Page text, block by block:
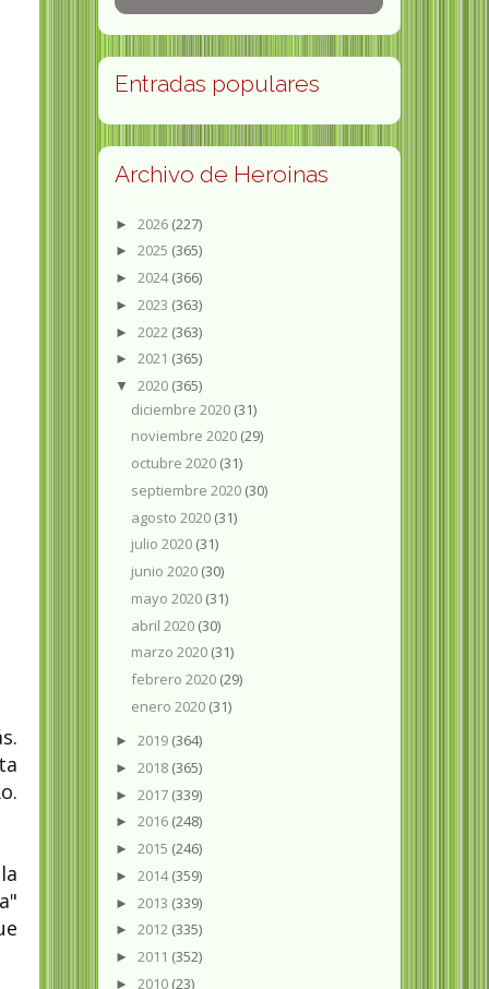
Entradas populares
Archivo de Heroinas
► 2026 (227)
► 2025 (365)
► 2024(366)
► 2023 (363)
► 2022 (363)
► 2021 (365)
▼ 2020 (365)
diciembre 2020 (31)
noviembre 2020 (29)
octubre 2020 (31)
septiembre 2020 (30)
agosto 2020 (31)
julio 2020 (31)
junio 2020 (30)
mayo 2020 (31)
abril 2020 (30)
marzo 2020 (31)
febrero 2020 (29)
enero 2020 (31)
► 2019 (364)
► 2018 (365)
► 2017 (339)
► 2016 (248)
► 2015 (246)
► 2014(359)
► 2013 (339)
► 2012 (335)
► 2011 (352)
► 2010 (23)